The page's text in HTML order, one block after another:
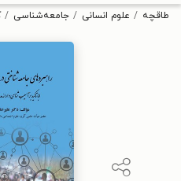
طاقچه علوم انسانی جامعه‌شناسی